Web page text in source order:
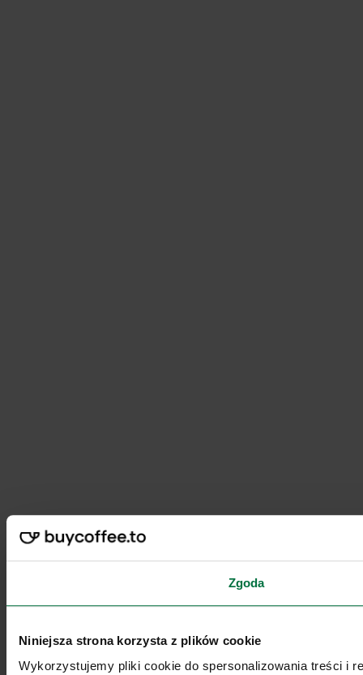
Zgoda
Niniejsza strona korzysta z plików cookie
Wykorzystujemy pliki cookie do spersonalizowania treści i